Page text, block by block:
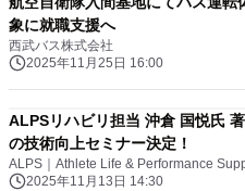
象に就職支援へ
西武バス株式会社
2025年11月25日 16:00
ALPSリハビリ担当 沖倉 国悦氏
の技術向上セミナー決定！
ALPS｜Athlete Life & Performance
2025年11月13日 14:30